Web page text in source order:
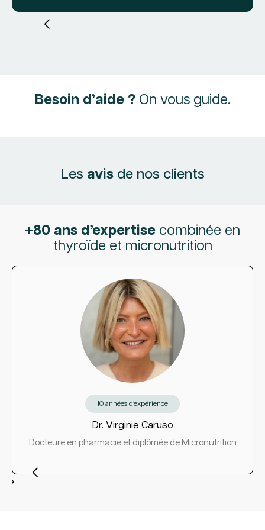
Besoin d’aide ? On vous guide.
Les avis de nos clients
+80 ans d’expertise combinée en
thyroïde et micronutrition
10 années d’expérience
Dr. Virginie Caruso
Docteure en pharmacie et diplômée de Micronutrition